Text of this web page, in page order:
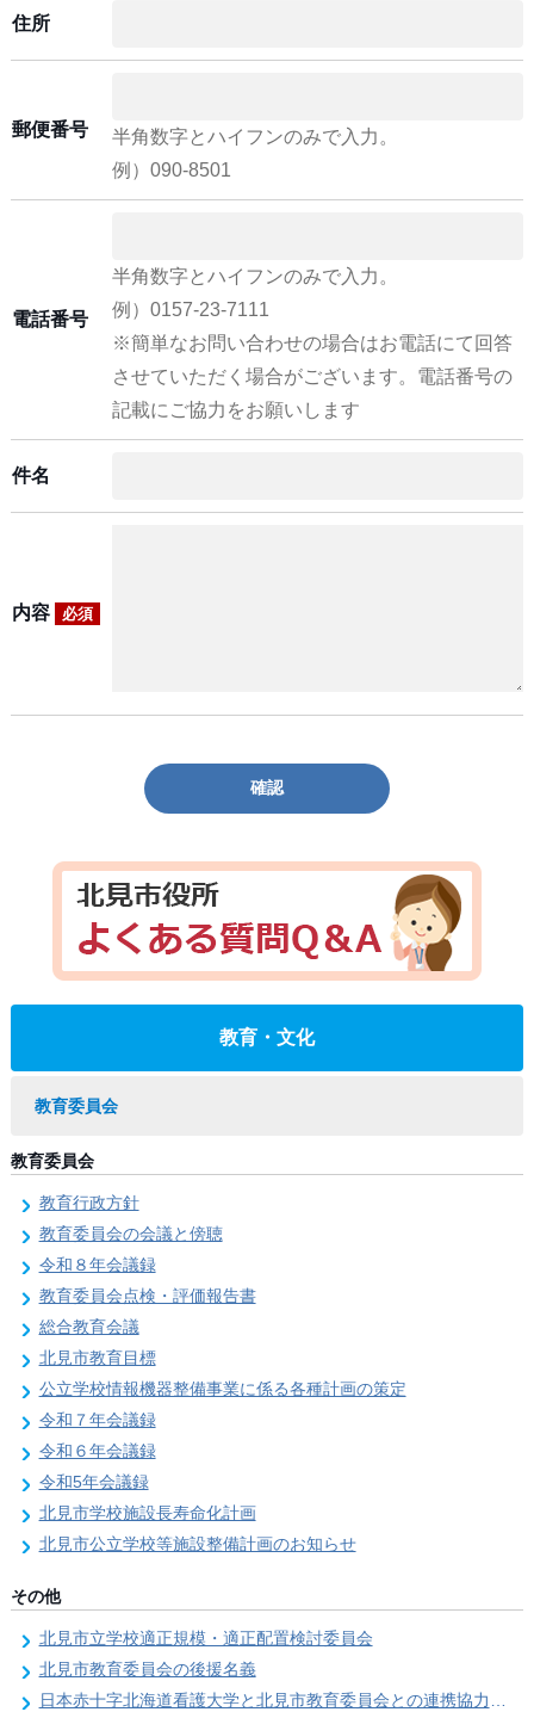
住所
郵便番号
半角数字とハイフンのみで入力。
例）090-8501
電話番号
半角数字とハイフンのみで入力。
例）0157-23-7111
※簡単なお問い合わせの場合はお電話にて回答
させていただく場合がございます。電話番号の
記載にご協力をお願いします
件名
内容 必須
確認
教育・文化
教育委員会
教育委員会
教育行政方針
教育委員会の会議と傍聴
令和８年会議録
教育委員会点検・評価報告書
総合教育会議
北見市教育目標
公立学校情報機器整備事業に係る各種計画の策定
令和７年会議録
令和６年会議録
令和5年会議録
北見市学校施設長寿命化計画
北見市公立学校等施設整備計画のお知らせ
その他
北見市立学校適正規模・適正配置検討委員会
北見市教育委員会の後援名義
日本赤十字北海道看護大学と北見市教育委員会との連携協力に関する協定の締結